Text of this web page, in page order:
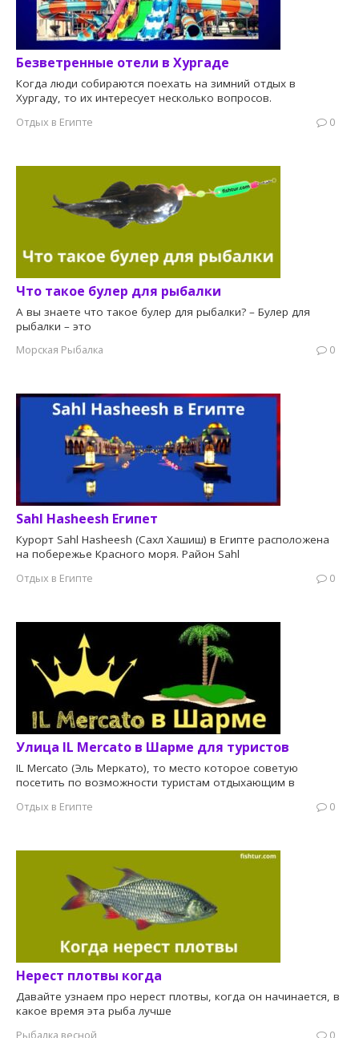
Безветренные отели в Хургаде
Когда люди собираются поехать на зимний отдых в
Хургаду, то их интересует несколько вопросов.
Отдых в Египте
0
Что такое булер для рыбалки
А вы знаете что такое булер для рыбалки? – Булер для
рыбалки – это
Морская Рыбалка
0
Sahl Hasheesh Египет
Курорт Sahl Hasheesh (Сахл Хашиш) в Египте расположена
на побережье Красного моря. Район Sahl
Отдых в Египте
0
Улица IL Mercato в Шарме для туристов
IL Mercato (Эль Меркато), то место которое советую
посетить по возможности туристам отдыхающим в
Отдых в Египте
0
Нерест плотвы когда
Давайте узнаем про нерест плотвы, когда он начинается, в
какое время эта рыба лучше
Рыбалка весной
0